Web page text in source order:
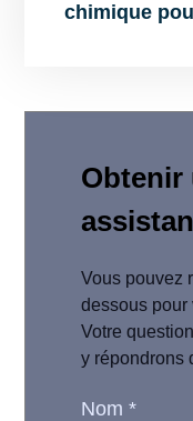
chimique
Obtenir
Vous pouvez
dessous pour
Votre
y répondrons
Nom*